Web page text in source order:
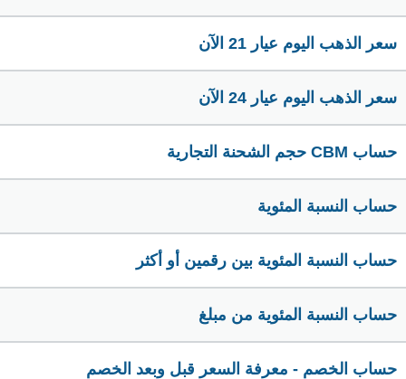
سعر الذهب اليوم عيار 21 الآن
سعر الذهب اليوم عيار 24 الآن
حساب CBM حجم الشحنة التجارية
حساب النسبة المئوية
حساب النسبة المئوية بين رقمين أو أكثر
حساب النسبة المئوية من مبلغ
حساب الخصم - معرفة السعر قبل وبعد الخصم